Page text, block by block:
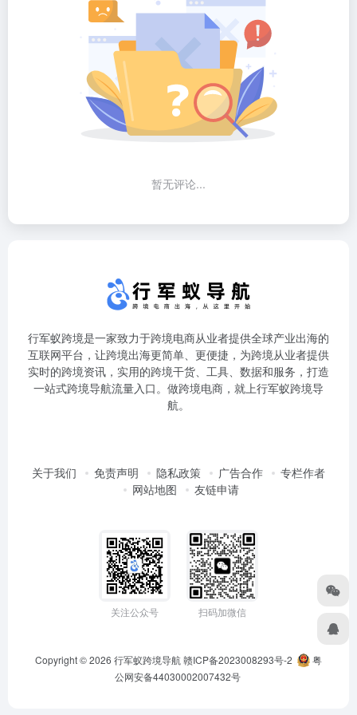
暂无评论...
行军蚁跨境是一家致力于跨境电商从业者提供全球产业出海的
互联网平台，让跨境出海更简单、更便捷，为跨境从业者提供
实时的跨境资讯，实用的跨境干货、工具、数据和服务，打造
一站式跨境导航流量入口。做跨境电商，就上行军蚁跨境导
航。
关于我们 免责声明 隐私政策 广告合作
专栏作者
网站地图
友链申请
关注公众号 扫码加微信
Copyright © 2026 行军蚁跨境导航赣ICP备2023008293号-2
粤
公网安备44030002007432号